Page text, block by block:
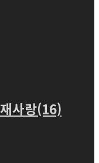
사랑(16)